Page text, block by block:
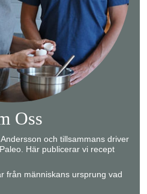
Oss
och tillsammans driver
Här publicerar vi recept
från människans ursprung vad